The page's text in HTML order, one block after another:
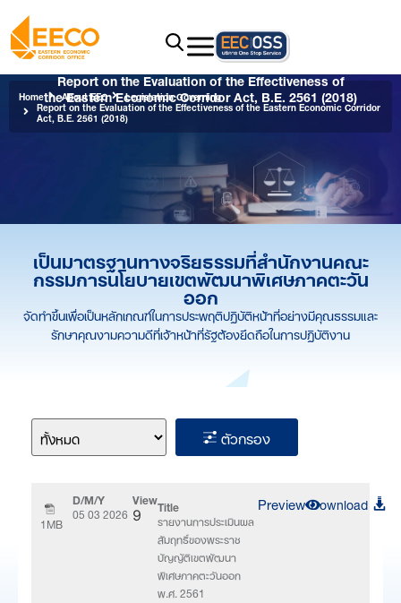
Home About EEC Legislation Governing
Report on the Evaluation of the Effectiveness of the Eastern Economic Corridor
Act, B.E. 2561 (2018)
Report on the Evaluation of the Effectiveness of
the Eastern Economic Corridor Act, B.E. 2561 (2018)
เป็นมาตรฐานทางจริยธรรมที่สำนักงานคณะ
กรรมการนโยบายเขตพัฒนาพิเศษภาคตะวัน
ออก
จัดทำขึ้นเพื่อเป็นหลักเกณฑ์ในการประพฤติปฏิบัติหน้าที่อย่างมีคุณธรรมและ
รักษาคุณงามความดีที่เจ้าหน้าที่รัฐต้องยึดถือในการปฏิบัติงาน
ตัวกรอง
1MB
D/M/Y
05 03 2026
View
9 Title
รายงานการประเมินผล
สัมฤทธิ์ของพระราช
บัญญัติเขตพัฒนา
พิเศษภาคตะวันออก
พ.ศ. 2561
PreviewDownload